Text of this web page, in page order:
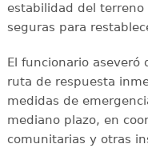
estabilidad del
seguras para
El funcionario
ruta de respuesta
medidas de
mediano plazo, en
comunitarias y otras